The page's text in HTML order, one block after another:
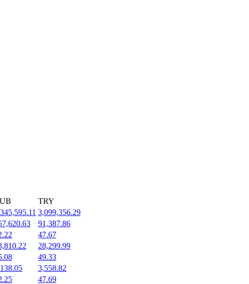
TRY
3,099,356.29
91,387.86
47.67
28,299.99
49.33
3,558.82
47.69